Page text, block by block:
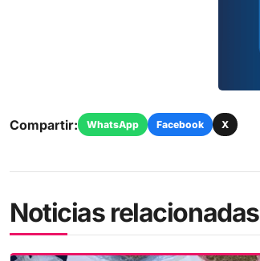
Compartir: WhatsApp Facebook X
Noticias relacionadas